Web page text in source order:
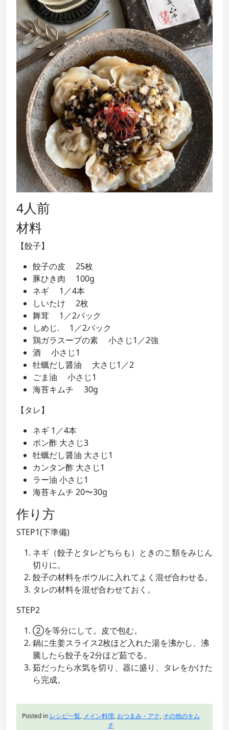
4人前
材料
【餃子】
餃子の皮 25枚
豚ひき肉 100g
ネギ 1／4本
しいたけ 2枚
舞茸 1／2パック
しめじ. 1／2パック
鶏ガラスープの素 小さじ1／2強
酒 小さじ1
牡蠣だし醤油 大さじ1／2
ごま油 小さじ1
海苔キムチ 30g
【タレ】
ネギ 1／4本
ポン酢 大さじ3
牡蠣だし醤油 大さじ1
カンタン酢 大さじ1
ラー油 小さじ1
海苔キムチ 20〜30g
作り方
STEP1(下準備)
ネギ（餃子とタレどちらも）ときのこ類をみじん
切りに。
餃子の材料をボウルに入れてよく混ぜ合わせる。
タレの材料を混ぜ合わせておく。
STEP2
②を等分にして。皮で包む。
鍋に生姜スライス2枚ほど入れた湯を沸かし、沸
騰したら餃子を2分ほど茹でる。
茹だったら水気を切り、器に盛り、タレをかけた
ら完成。
Posted in レシピ一覧, メイン料理, おつまみ・アテ, その他のキム
チ